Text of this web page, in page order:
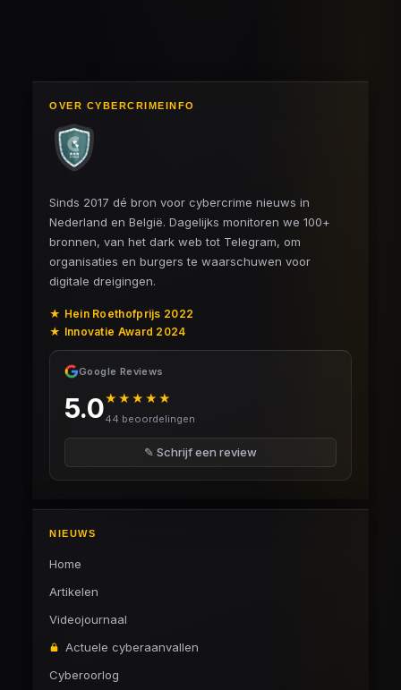
OVER CYBERCRIMEINFO
Sinds 2017 dé bron voor cybercrime nieuws in
Nederland en België. Dagelijks monitoren we 100+
bronnen, van het dark web tot Telegram, om
organisaties en burgers te waarschuwen voor
digitale dreigingen.
★ Hein Roethofprijs 2022
★ Innovatie Award 2024
Google Reviews
5.0★★★★★
44 beoordelingen
✎ Schrijf een review
NIEUWS
Home
Artikelen
Videojournaal
Actuele cyberaanvallen
Cyberoorlog